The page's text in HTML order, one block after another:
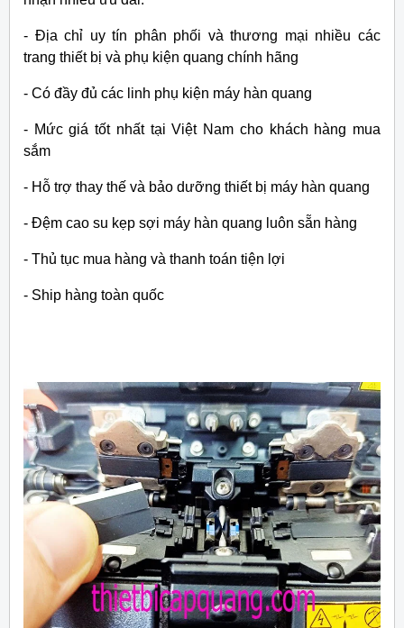
- Địa chỉ uy tín phân phối và thương mại nhiều các
trang thiết bị và phụ kiện quang chính hãng
- Có đầy đủ các linh phụ kiện máy hàn quang
- Mức giá tốt nhất tại Việt Nam cho khách hàng mua
sắm
- Hỗ trợ thay thế và bảo dưỡng thiết bị máy hàn quang
- Đệm cao su kẹp sợi máy hàn quang luôn sẵn hàng
- Thủ tục mua hàng và thanh toán tiện lợi
- Ship hàng toàn quốc